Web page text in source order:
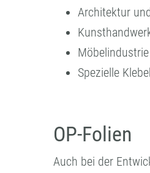
Architektur
Möbelindustrie
Spezielle
OP-Folien
Auch bei der